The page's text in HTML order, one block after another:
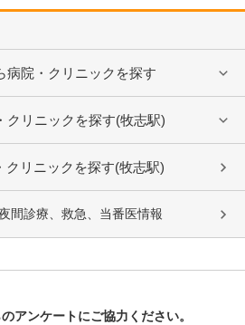
病院・クリニックを探す
クリニックを探す(牧志駅)
クリニックを探す(牧志駅)
間診療、救急、当番医情報
び
アンケートにご協力ください。